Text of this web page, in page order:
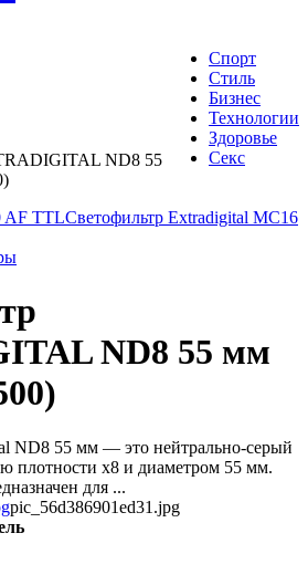
Спорт
Стиль
Бизнес
Технологии
Здоровье
Секс
ND8 55
AF TTLСветофильтр Extradigital MC16
ND8 55 мм
ND8 55 мм — это нейтрально-серый
плотности х8 и диаметром 55 мм.
для ...
pic_56d386901ed31.jpg